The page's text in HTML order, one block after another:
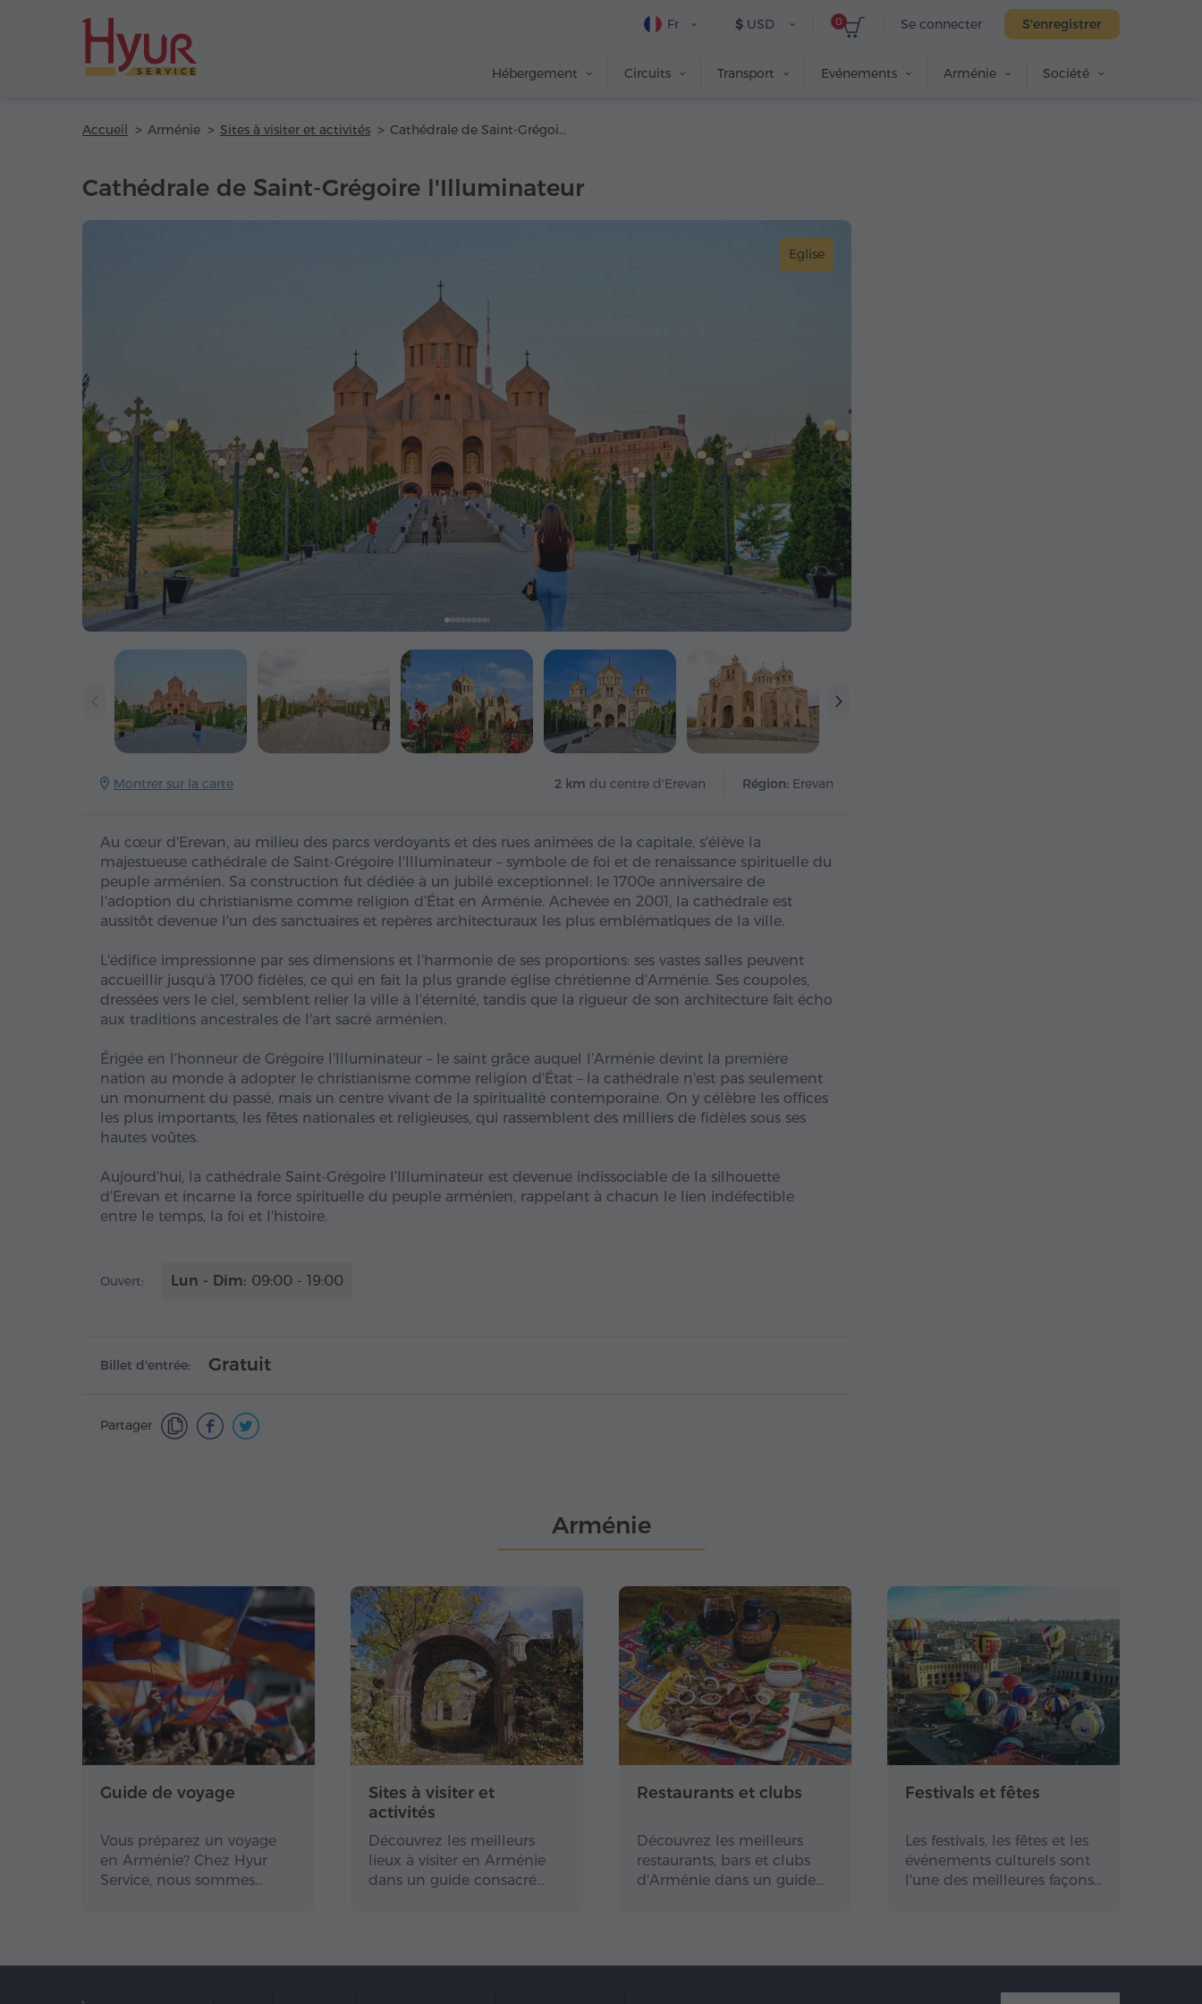
Se connecter S'enregistrer
0
$ USD
Fr
Hébergement Circuits Transport Evénements Arménie Société
Accueil Arménie Sites à visiter et activités Cathédrale de Saint-Grégoire l'Illuminateur
Cathédrale de Saint-Grégoire l'Illuminateur
Eglise
Montrer sur la carte 2 km du centre d'Erevan Région: Erevan
Au cœur d'Erevan, au milieu des parcs verdoyants et des rues animées de la capitale, s'élève la
majestueuse cathédrale de Saint-Grégoire l'Illuminateur – symbole de foi et de renaissance spirituelle du
peuple arménien. Sa construction fut dédiée à un jubilé exceptionnel: le 1700e anniversaire de
l'adoption du christianisme comme religion d'État en Arménie. Achevée en 2001, la cathédrale est
aussitôt devenue l'un des sanctuaires et repères architecturaux les plus emblématiques de la ville.
L'édifice impressionne par ses dimensions et l'harmonie de ses proportions: ses vastes salles peuvent
accueillir jusqu'à 1700 fidèles, ce qui en fait la plus grande église chrétienne d'Arménie. Ses coupoles,
dressées vers le ciel, semblent relier la ville à l'éternité, tandis que la rigueur de son architecture fait écho
aux traditions ancestrales de l'art sacré arménien.
Érigée en l'honneur de Grégoire l'Illuminateur – le saint grâce auquel l'Arménie devint la première
nation au monde à adopter le christianisme comme religion d'État – la cathédrale n'est pas seulement
un monument du passé, mais un centre vivant de la spiritualité contemporaine. On y célèbre les offices
les plus importants, les fêtes nationales et religieuses, qui rassemblent des milliers de fidèles sous ses
hautes voûtes.
Aujourd'hui, la cathédrale Saint-Grégoire l'Illuminateur est devenue indissociable de la silhouette
d'Erevan et incarne la force spirituelle du peuple arménien, rappelant à chacun le lien indéfectible
entre le temps, la foi et l'histoire.
Ouvert: Lun - Dim: 09:00 - 19:00
Billet d'entrée: Gratuit
Partager
Arménie
Guide de voyage
Vous préparez un voyage
en Arménie? Chez Hyur
Service, nous sommes…
Sites à visiter et
activités
Découvrez les meilleurs
lieux à visiter en Arménie
dans un guide consacré…
Restaurants et clubs
Découvrez les meilleurs
restaurants, bars et clubs
d'Arménie dans un guide…
Festivals et fêtes
Les festivals, les fêtes et les
événements culturels sont
l'une des meilleures façons…